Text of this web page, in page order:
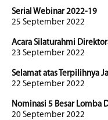
Serial Webinar 2022-19
25 September 2022
Acara Silaturahmi
23 September 2022
Selamat atas Terpilihnya
22 September 2022
Nominasi 5 Besar Lomba
20 September 2022